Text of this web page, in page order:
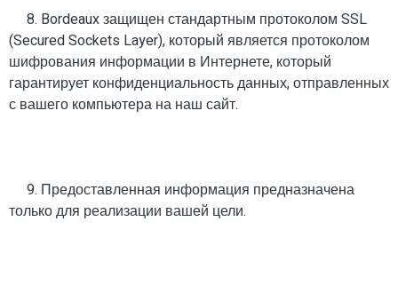
8. Bordeaux защищен стандартным протоколом SSL
(Secured Sockets Layer), который является протоколом
шифрования информации в Интернете, который
гарантирует конфиденциальность данных, отправленных
с вашего компьютера на наш сайт.
9. Предоставленная информация предназначена
только для реализации вашей цели.